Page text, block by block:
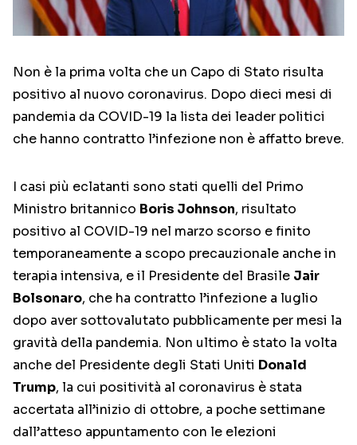
Non è la prima volta che un Capo di Stato risulta
positivo al nuovo coronavirus. Dopo dieci mesi di
pandemia da COVID-19 la lista dei leader politici
che hanno contratto l’infezione non è affatto breve.
I casi più eclatanti sono stati quelli del Primo
Ministro britannico Boris Johnson, risultato
positivo al COVID-19 nel marzo scorso e finito
temporaneamente a scopo precauzionale anche in
terapia intensiva, e il Presidente del Brasile Jair
Bolsonaro, che ha contratto l’infezione a luglio
dopo aver sottovalutato pubblicamente per mesi la
gravità della pandemia. Non ultimo è stato la volta
anche del Presidente degli Stati Uniti Donald
Trump, la cui positività al coronavirus è stata
accertata all’inizio di ottobre, a poche settimane
dall’atteso appuntamento con le elezioni